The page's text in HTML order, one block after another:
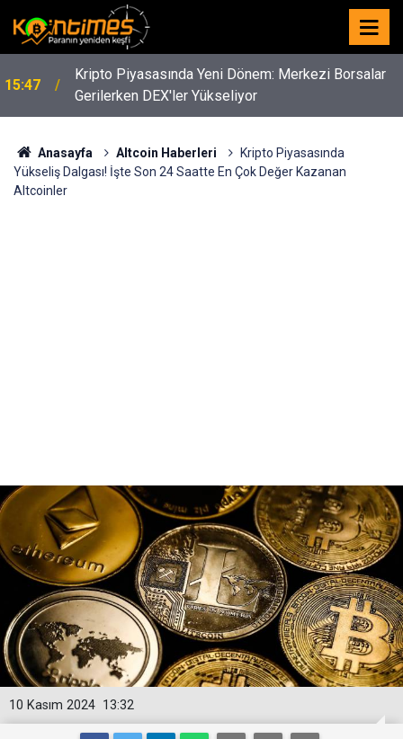
15:47
Kripto Piyasasında Yeni Dönem: Merkezi Borsalar
Gerilerken DEX'ler Yükseliyor
Anasayfa Altcoin Haberleri
Kripto Piyasasında
Yükseliş Dalgası! İşte Son 24 Saatte En Çok Değer Kazanan
Altcoinler
13:32
10 Kasım 2024